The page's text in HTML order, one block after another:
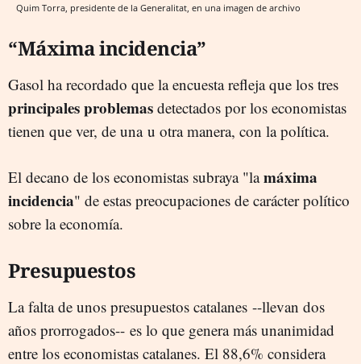
Quim Torra, presidente de la Generalitat, en una imagen de archivo
“Máxima incidencia”
Gasol ha recordado que la encuesta refleja que los tres
principales problemas detectados por los economistas
tienen que ver, de una u otra manera, con la política.
El decano de los economistas subraya "lamáxima
incidencia" de estas preocupaciones de carácter político
sobre la economía.
Presupuestos
La falta de unos presupuestos catalanes --llevan dos
años prorrogados-- es lo que genera más unanimidad
entre los economistas catalanes. El 88,6% considera